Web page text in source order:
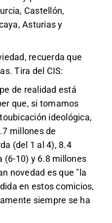
Castellón,
Asturias y
recuerda que
Tira del CIS:
de realidad está
que, si tomamos
ideológica,
millones de
(del 1 al 4), 8.4
(6-10) y 6.8 millones
novedad es que "la
en estos comicios,
siempre se ha